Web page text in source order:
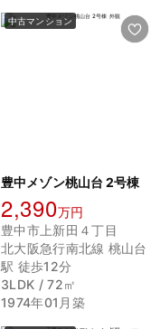
中古マンション
豊中メゾン桃山台 2号棟
2,390万円
豊中市上新田４丁目
北大阪急行南北線 桃山台
駅 徒歩12分
3LDK / 72㎡
1974年01月築